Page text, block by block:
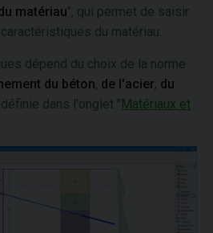
matériau", qui permet de saisir
du matériau.
dépend du choix de la norme
du béton, de l'acier, du
dans l'onglet "Matériaux et